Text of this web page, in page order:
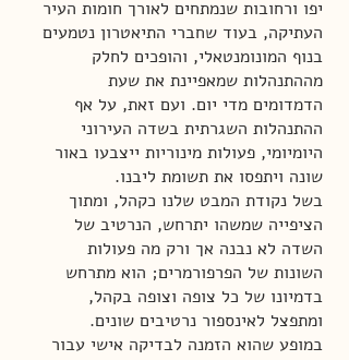
יפו ורחובות שנמתחים לאורך חומות העיר
העתיקה, בעוד שחברי התיאטרון נטמעים
בנוף המונומנטאלי, והופכים לחלק
מההתנהלות שמאפיינת את שעת
הדמדומים מדי יום. ועם זאת, על אף
ההתנהלות השגרתית בשדה העירוני
היומיומי, פעולות מינוריות ייצבעו באור
שונה ויתפסו את תשומת ליבנו.
בשל נקודת המבט שלנו כקהל, ומתוך
הציפייה שמשהו יתרחש, הנרטיב של
השדה לא נבנה אך ורק מה פעולות
השונות של הפרפורמרים; הוא מתרחש
בדמיונו של כל צופה וצופה בקהל,
ומתפצל לאינספור נרטיבים שונים.
במופע שהוא הזמנה לבדיקה אישי עבור